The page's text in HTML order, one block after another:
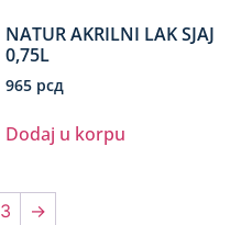
NATUR AKRILNI LAK SJAJ
0,75L
965 рсд
Dodaj u korpu
3 →